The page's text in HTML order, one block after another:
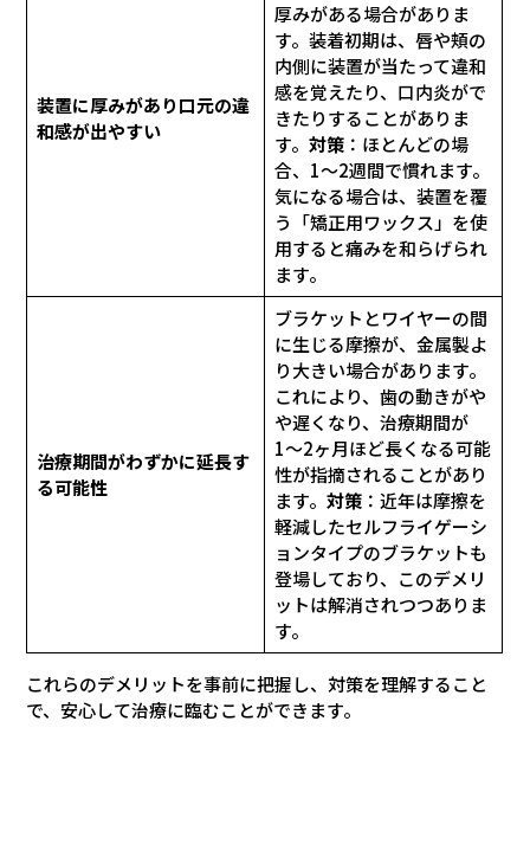
装置に厚みがあり口元の違
和感が出やすい
厚みがある場合がありま
す。装着初期は、唇や頬の
内側に装置が当たって違和
感を覚えたり、口内炎がで
きたりすることがありま
す。 対策：ほとんどの場
合、1〜2週間で慣れます。
気になる場合は、装置を覆
う「矯正用ワックス」を使
用すると痛みを和らげられ
ます。
治療期間がわずかに延長す
る可能性
ブラケットとワイヤーの間
に生じる摩擦が、金属製よ
り大きい場合があります。
これにより、歯の動きがや
や遅くなり、治療期間が
1〜2ヶ月ほど長くなる可能
性が指摘されることがあり
ます。 対策：近年は摩擦を
軽減したセルフライゲーシ
ョンタイプのブラケットも
登場しており、このデメリ
ットは解消されつつありま
す。
これらのデメリットを事前に把握し、対策を理解すること
で、安心して治療に臨むことができます。